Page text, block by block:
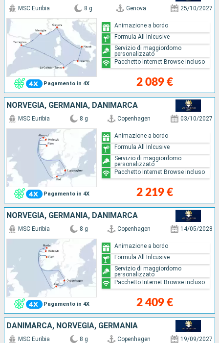
Pagamento in 4X
MSC Euribia 8 g Genova 25/10/2027
2 089 €
Animazione a bordo
Formula All Inlcusive
Servizio di maggiordomo
personalizzato
Pacchetto Internet Browse incluso
NORVEGIA, GERMANIA, DANIMARCA
Pagamento in 4X
MSC Euribia 8 g Copenhagen 03/10/2027
2 219 €
Animazione a bordo
Formula All Inlcusive
Servizio di maggiordomo
personalizzato
Pacchetto Internet Browse incluso
NORVEGIA, GERMANIA, DANIMARCA
Pagamento in 4X
MSC Euribia 8 g Copenhagen 14/05/2028
2 409 €
Animazione a bordo
Formula All Inlcusive
Servizio di maggiordomo
personalizzato
Pacchetto Internet Browse incluso
DANIMARCA, NORVEGIA, GERMANIA
MSC Euribia 8 g Copenhagen 19/09/2027